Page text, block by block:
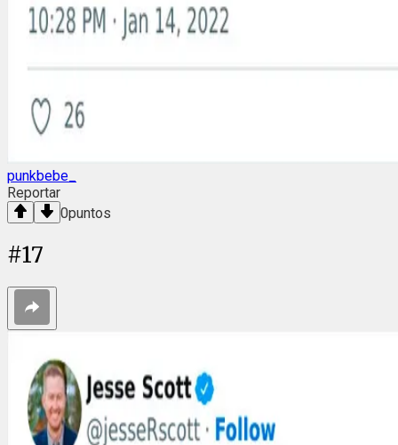
punkbebe_
Reportar
0puntos
#17